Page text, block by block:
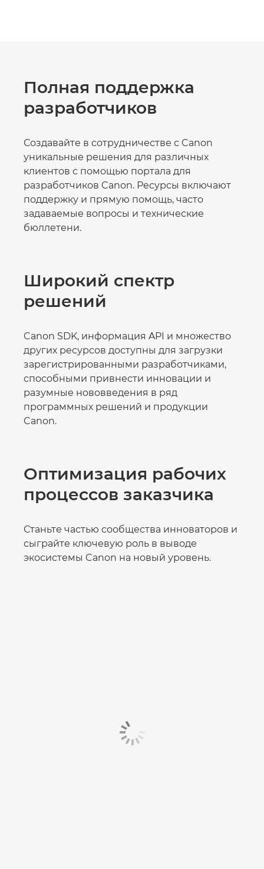
Полная поддержка
разработчиков
Создавайте в сотрудничестве с Canon
уникальные решения для различных
клиентов с помощью портала для
разработчиков Canon. Ресурсы включают
поддержку и прямую помощь, часто
задаваемые вопросы и технические
бюллетени.
Широкий спектр
решений
Canon SDK, информация API и множество
других ресурсов доступны для загрузки
зарегистрированными разработчиками,
способными привнести инновации и
разумные нововведения в ряд
программных решений и продукции
Canon.
Оптимизация рабочих
процессов заказчика
Станьте частью сообщества инноваторов и
сыграйте ключевую роль в выводе
экосистемы Canon на новый уровень.